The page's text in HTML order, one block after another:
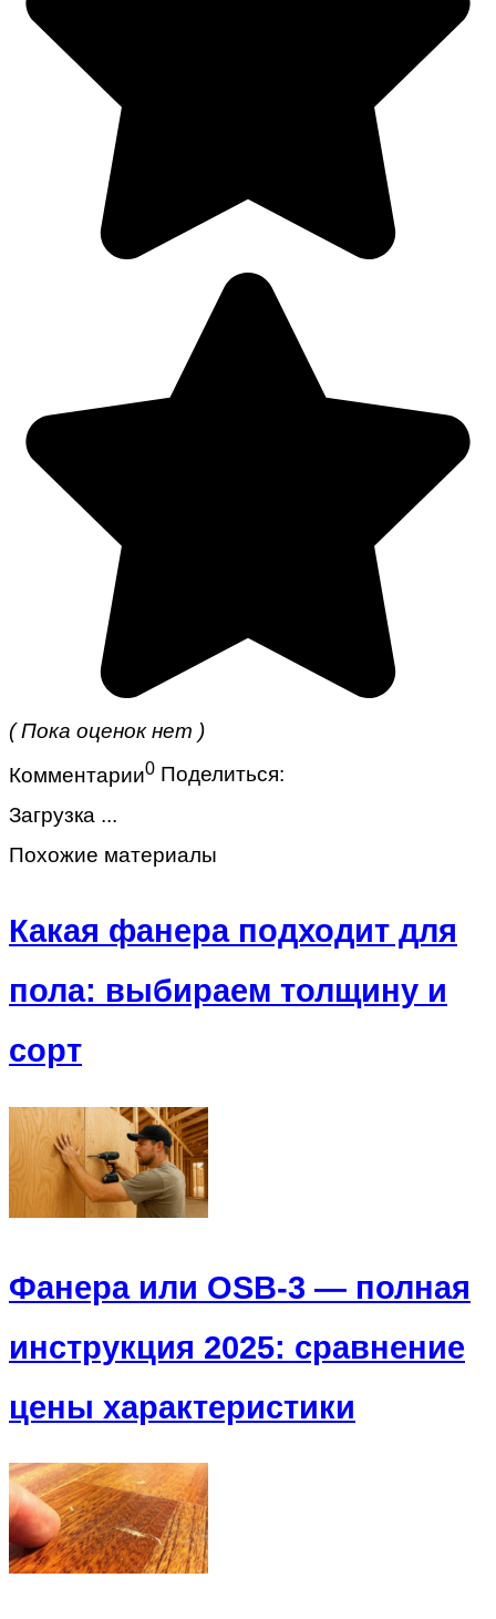
( Пока оценок нет )
Комментарии0 Поделиться:
Загрузка ...
Похожие материалы
Какая фанера подходит для
пола: выбираем толщину и
сорт
Фанера или OSB-3 — полная
инструкция 2025: сравнение
цены характеристики